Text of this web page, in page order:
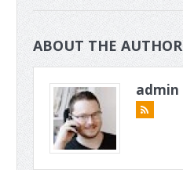
ABOUT THE AUTHOR
admin